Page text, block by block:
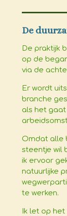
De
De praktijk
op de
via de
Er wordt
branche
als het gaat
Omdat alle
steentje wil
ik ervoor
natuurlijke
te werken.
Ik let op